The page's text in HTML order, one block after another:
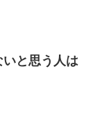
と思う人は